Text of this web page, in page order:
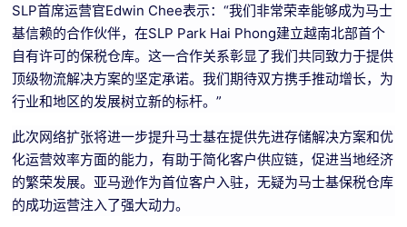
SLP首席运营官Edwin Chee表示：“我们非常荣幸能够成为马士
基信赖的合作伙伴，在SLP Park Hai Phong建立越南北部首个
自有许可的保税仓库。这一合作关系彰显了我们共同致力于提供
顶级物流解决方案的坚定承诺。我们期待双方携手推动增长，为
行业和地区的发展树立新的标杆。”
此次网络扩张将进一步提升马士基在提供先进存储解决方案和优
化运营效率方面的能力，有助于简化客户供应链，促进当地经济
的繁荣发展。亚马逊作为首位客户入驻，无疑为马士基保税仓库
的成功运营注入了强大动力。